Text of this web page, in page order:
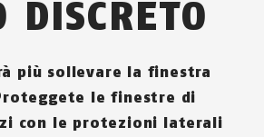
DISCRETO
più sollevare la finestra
le finestre di
con le protezioni laterali